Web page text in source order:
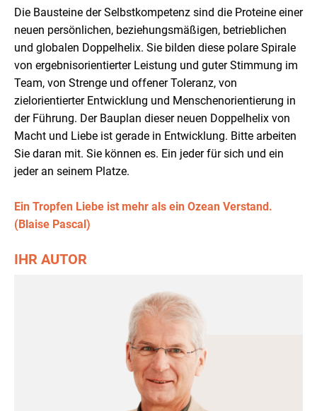
Die Bausteine der Selbstkompetenz sind die Proteine einer
neuen persönlichen, beziehungsmäßigen, betrieblichen
und globalen Doppelhelix. Sie bilden diese polare Spirale
von ergebnis­orientierter Leistung und guter Stimmung im
Team, von Strenge und offener Toleranz, von
zielorientierter Entwicklung und Menschenorientierung in
der Führung. Der Bauplan dieser neuen Doppelhelix von
Macht und Liebe ist gerade in Entwicklung. Bitte arbeiten
Sie daran mit. Sie können es. Ein jeder für sich und ein
jeder an seinem Platze.
Ein Tropfen Liebe ist mehr als ein Ozean Verstand.
(Blaise Pascal)
IHR AUTOR
Ausgewählte Schwerpunkte
> Seminare zur Entwicklung der Selbstkompetenz
> Führung in Achtsamkeit und Emotionaler Intelligenz